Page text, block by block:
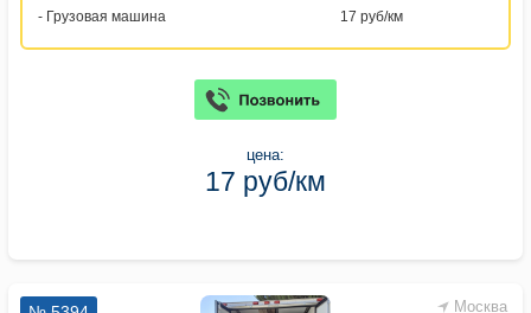
- Грузовая машина 17 руб/км
цена:
17 руб/км
Москва